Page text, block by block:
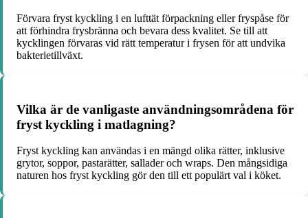
Förvara fryst kyckling i en lufttät förpackning eller fryspåse för
att förhindra frysbränna och bevara dess kvalitet. Se till att
kycklingen förvaras vid rätt temperatur i frysen för att undvika
bakterietillväxt.
Vilka är de vanligaste användningsområdena för
fryst kyckling i matlagning?
Fryst kyckling kan användas i en mängd olika rätter, inklusive
grytor, soppor, pastarätter, sallader och wraps. Den mångsidiga
naturen hos fryst kyckling gör den till ett populärt val i köket.